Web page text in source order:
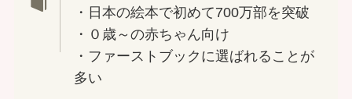
・日本の絵本で初めて700万部を突破
・０歳～の赤ちゃん向け
・ファーストブックに選ばれることが
多い